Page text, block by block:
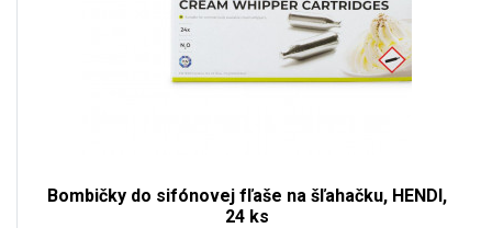
Bombičky do sifónovej fľaše na šľahačku, HENDI,
24 ks